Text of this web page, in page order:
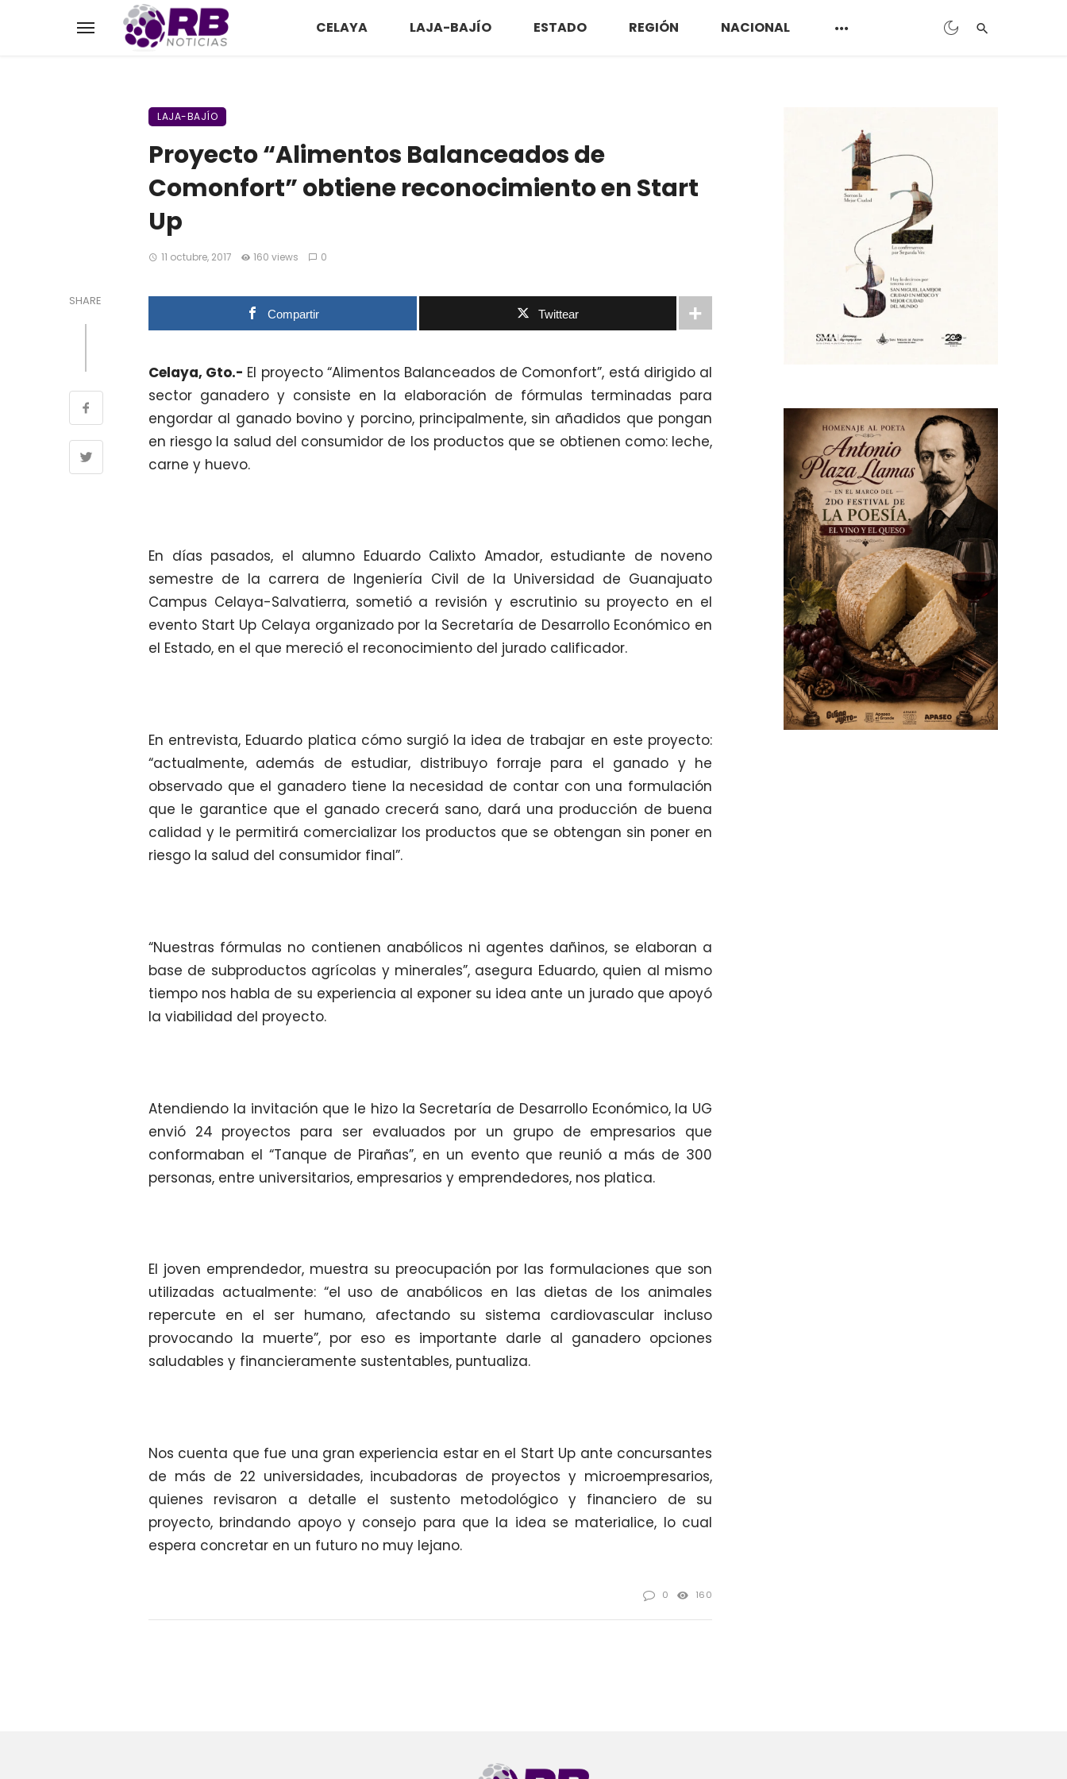
CELAYA LAJA-BAJÍO ESTADO REGIÓN NACIONAL
LAJA-BAJÍO
Proyecto “Alimentos Balanceados de
Comonfort” obtiene reconocimiento en Start
Up
11 octubre, 2017 160 views 0
SHARE
Compartir Twittear
Celaya, Gto.- El proyecto “Alimentos Balanceados de Comonfort”, está dirigido al
sector ganadero y consiste en la elaboración de fórmulas terminadas para
engordar al ganado bovino y porcino, principalmente, sin añadidos que pongan
en riesgo la salud del consumidor de los productos que se obtienen como: leche,
carne y huevo.
En días pasados, el alumno Eduardo Calixto Amador, estudiante de noveno
semestre de la carrera de Ingeniería Civil de la Universidad de Guanajuato
Campus Celaya-Salvatierra, sometió a revisión y escrutinio su proyecto en el
evento Start Up Celaya organizado por la Secretaría de Desarrollo Económico en
el Estado, en el que mereció el reconocimiento del jurado calificador.
En entrevista, Eduardo platica cómo surgió la idea de trabajar en este proyecto:
“actualmente, además de estudiar, distribuyo forraje para el ganado y he
observado que el ganadero tiene la necesidad de contar con una formulación
que le garantice que el ganado crecerá sano, dará una producción de buena
calidad y le permitirá comercializar los productos que se obtengan sin poner en
riesgo la salud del consumidor final”.
“Nuestras fórmulas no contienen anabólicos ni agentes dañinos, se elaboran a
base de subproductos agrícolas y minerales”, asegura Eduardo, quien al mismo
tiempo nos habla de su experiencia al exponer su idea ante un jurado que apoyó
la viabilidad del proyecto.
Atendiendo la invitación que le hizo la Secretaría de Desarrollo Económico, la UG
envió 24 proyectos para ser evaluados por un grupo de empresarios que
conformaban el “Tanque de Pirañas”, en un evento que reunió a más de 300
personas, entre universitarios, empresarios y emprendedores, nos platica.
El joven emprendedor, muestra su preocupación por las formulaciones que son
utilizadas actualmente: “el uso de anabólicos en las dietas de los animales
repercute en el ser humano, afectando su sistema cardiovascular incluso
provocando la muerte”, por eso es importante darle al ganadero opciones
saludables y financieramente sustentables, puntualiza.
Nos cuenta que fue una gran experiencia estar en el Start Up ante concursantes
de más de 22 universidades, incubadoras de proyectos y microempresarios,
quienes revisaron a detalle el sustento metodológico y financiero de su
proyecto, brindando apoyo y consejo para que la idea se materialice, lo cual
espera concretar en un futuro no muy lejano.
0 160